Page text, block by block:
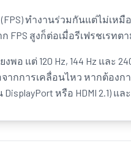
(FPS) ทำงานร่วมกันแต่ไม่เ
FPS สูงก็ต่อเมื่อรีเฟรชเรท
งพอ แต่ 120 Hz, 144 Hz แล
ากการเคลื่อนไหว หากต้อง
หรือ HDMI 2.1) แ